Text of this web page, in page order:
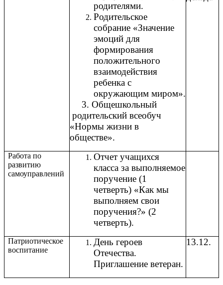
родителями.
Родительское
собрание «Значение
эмоций для
формирования
положительного
взаимодействия
ребенка с
окружающим миром».
3. Общешкольный
родительский всеобуч
«Нормы жизни в
обществе».
Работа по
развитию
самоуправлений
Отчет учащихся
класса за выполняемое
поручение (1
четверть) «Как мы
выполняем свои
поручения?» (2
четверть).
Патриотическое
воспитание
День героев
Отечества.
Приглашение ветеран.
13.12.